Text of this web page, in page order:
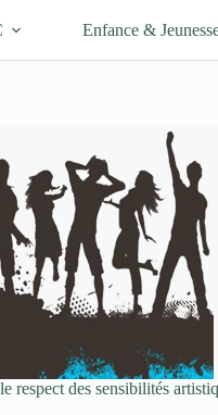
Enfance &
des sensibilités